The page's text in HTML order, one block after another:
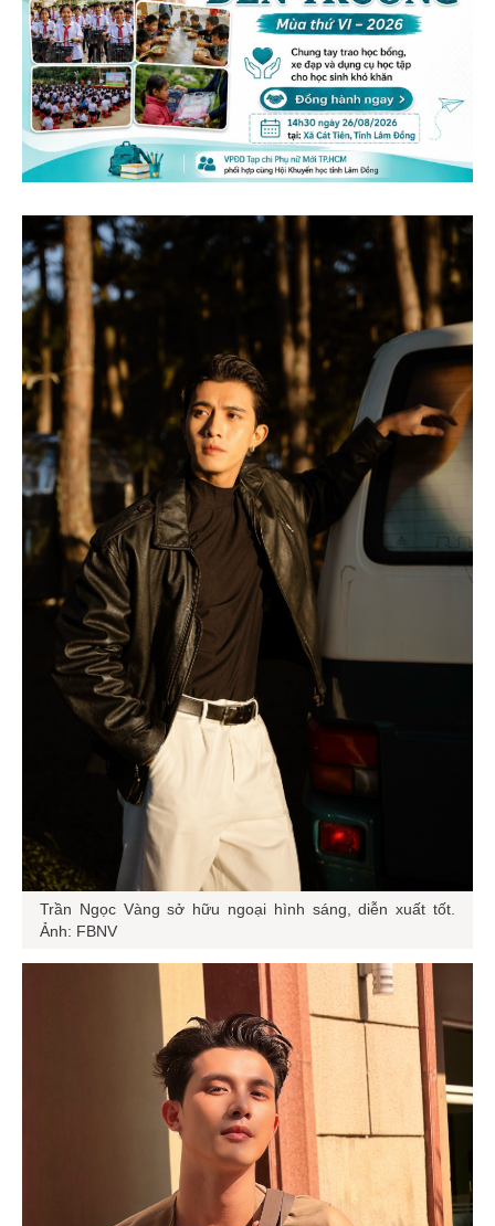
Trần Ngọc Vàng sở hữu ngoại hình sáng, diễn xuất tốt.
Ảnh: FBNV